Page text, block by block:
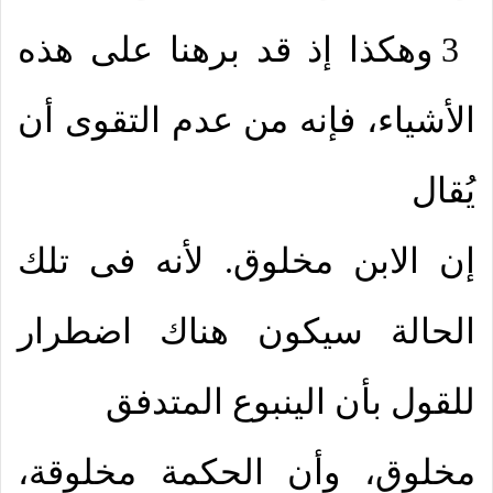
3 وهكذا إذ قد برهنا على هذه
الأشياء، فإنه من عدم التقوى أن
يُقال
إن الابن مخلوق. لأنه فى تلك
الحالة سيكون هناك اضطرار
للقول بأن الينبوع المتدفق
مخلوق، وأن الحكمة مخلوقة،